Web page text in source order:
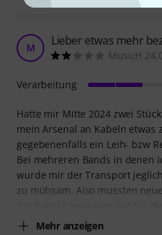
M Lieber etwas mehr
MusicH
Hatte mir Mitte 2024 zwei
mein Arsenal an Kabeln etwas
gegebenenfalls ein Leih- bzw
Bei mehreren Bands in denen
wurde mir der Transport
zu mühsam. Also mussten
Mehr anzeigen
Verarbeitung